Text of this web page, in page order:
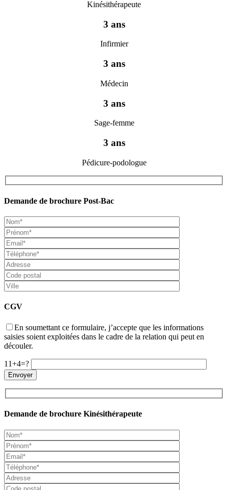
Kinésithérapeute
3 ans
Infirmier
3 ans
Médecin
3 ans
Sage-femme
3 ans
Pédicure-podologue
Demande de brochure Post-Bac
CGV
En soumettant ce formulaire, j’accepte que les informations
saisies soient exploitées dans le cadre de la relation qui peut en
découler.
11+4=?
Demande de brochure Kinésithérapeute